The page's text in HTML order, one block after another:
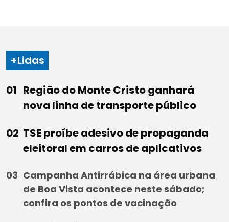
+Lidas
Região do Monte Cristo ganhará
nova linha de transporte público
TSE proíbe adesivo de propaganda
eleitoral em carros de aplicativos
Campanha Antirrábica na área urbana
de Boa Vista acontece neste sábado;
confira os pontos de vacinação